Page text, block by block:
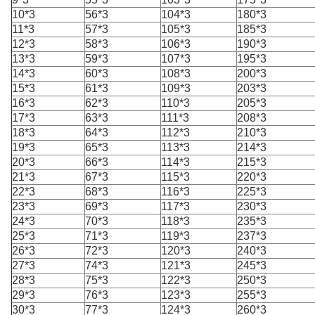
10*3
56*3 104*3
180*3
11*3
57*3 105*3
185*3
12*3
58*3 106*3
190*3
13*3
59*3 107*3
195*3
14*3
60*3 108*3
200*3
15*3
61*3 109*3
203*3
16*3
62*3 110*3
205*3
17*3
63*3 111*3
208*3
18*3
64*3 112*3
210*3
19*3
65*3 113*3
214*3
20*3
66*3 114*3
215*3
21*3
67*3 115*3
220*3
22*3
68*3 116*3
225*3
23*3
69*3 117*3
230*3
24*3
70*3 118*3
235*3
25*3
71*3 119*3
237*3
26*3
72*3 120*3
240*3
27*3
74*3 121*3
245*3
28*3
75*3 122*3
250*3
29*3
76*3 123*3
255*3
30*3
77*3 124*3 260*3